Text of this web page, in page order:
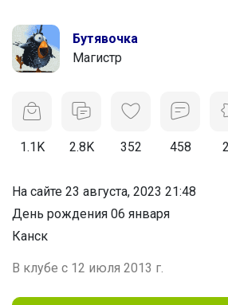
Бутявочка
Магистр
1.1K 2.8K 352 458
На сайте 23 августа, 2023 21:48
День рождения 06 января
Канск
В клубе с 12 июля 2013 г.